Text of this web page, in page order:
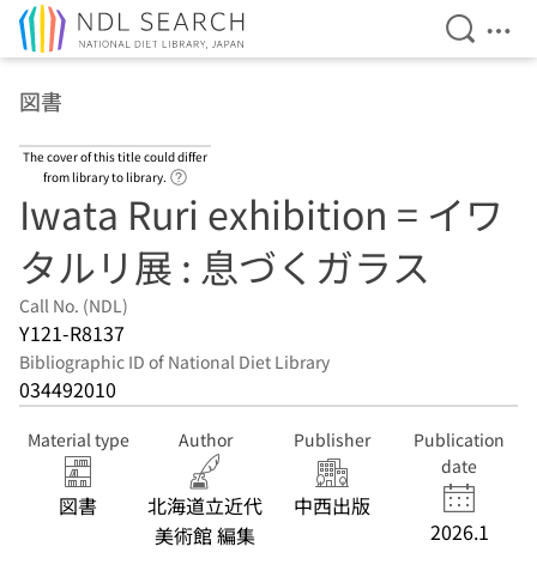
Open
図書
The cover of this title could differ
from library to library.
Iwata Ruri exhibition = イワ
タルリ展 : 息づくガラス
Call No. (NDL)
Y121-R8137
Bibliographic ID of National Diet Library
034492010
Material type
図書
Author
北海道立近代
美術館 編集
Publisher
中西出版
Publication
date
2026.1